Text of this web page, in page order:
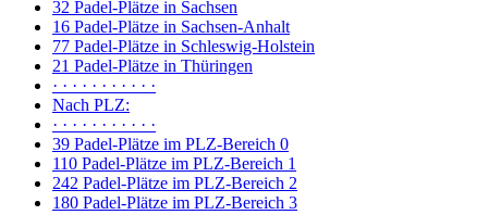
32 Padel-Plätze in Sachsen
16 Padel-Plätze in Sachsen-Anhalt
77 Padel-Plätze in Schleswig-Holstein
21 Padel-Plätze in Thüringen
· · · · · · · · · · ·
Nach PLZ:
· · · · · · · · · · ·
39 Padel-Plätze im PLZ-Bereich 0
110 Padel-Plätze im PLZ-Bereich 1
242 Padel-Plätze im PLZ-Bereich 2
180 Padel-Plätze im PLZ-Bereich 3